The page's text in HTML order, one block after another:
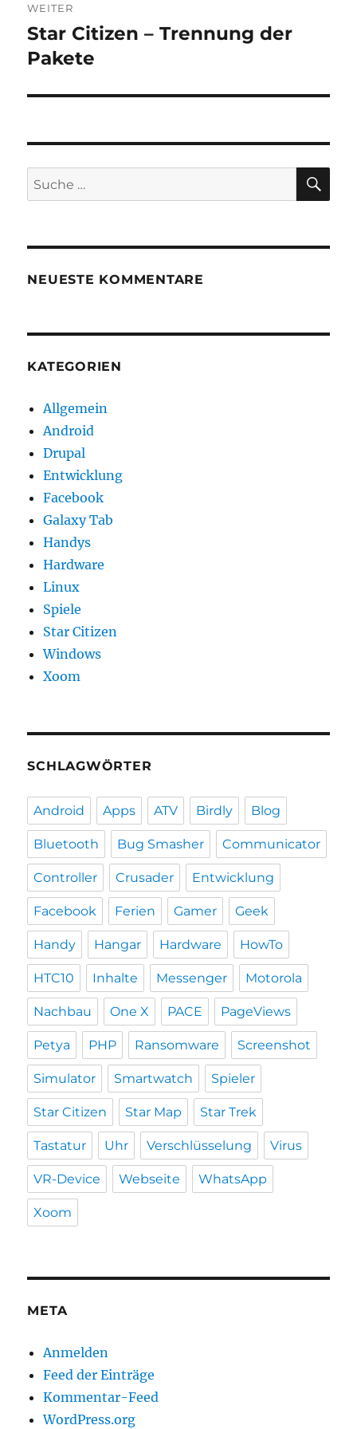
WEITER
Nächster
Beitrag:
Star Citizen – Trennung der
Pakete
Suche
nach:
NEUESTE KOMMENTARE
KATEGORIEN
Allgemein
Android
Drupal
Entwicklung
Facebook
Galaxy Tab
Handys
Hardware
Linux
Spiele
Star Citizen
Windows
Xoom
SCHLAGWÖRTER
Android Apps ATV Birdly Blog
Bluetooth Bug Smasher Communicator
Controller Crusader Entwicklung
Facebook Ferien Gamer Geek
Handy Hangar Hardware HowTo
HTC10 Inhalte Messenger Motorola
Nachbau One X PACE PageViews
Petya PHP Ransomware Screenshot
Simulator Smartwatch Spieler
Star Citizen Star Map Star Trek
Tastatur Uhr Verschlüsselung Virus
VR-Device Webseite WhatsApp
Xoom
META
Anmelden
Feed der Einträge
Kommentar-Feed
WordPress.org